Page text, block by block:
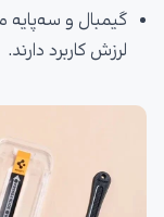
گیمبال و سه‌پایه
لرزش کاربرد دارند.